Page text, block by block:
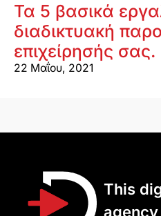
Τα 5 βασικά
διαδικτυακή
επιχείρησής σας.
22 Μαΐου, 2021
This